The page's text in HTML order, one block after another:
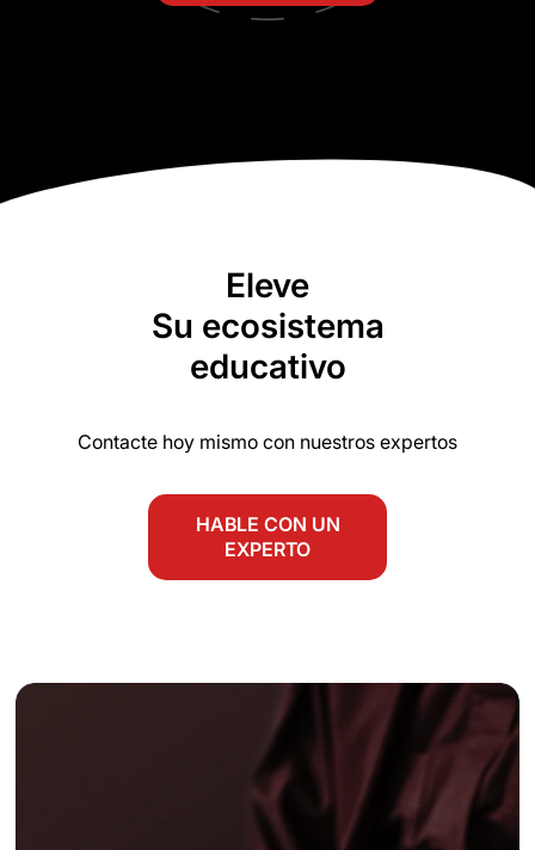
Eleve
Su ecosistema
educativo
Contacte hoy mismo con nuestros expertos
HABLE CON UN
EXPERTO